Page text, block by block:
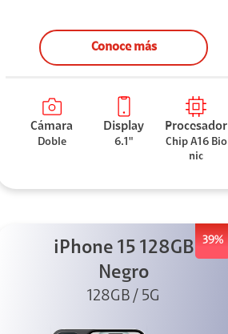
Conoce más
Cámara
Doble
Display
6.1"
Procesador
Chip A16 Bio
nic
39%
iPhone 15 128GB
Negro
128GB / 5G